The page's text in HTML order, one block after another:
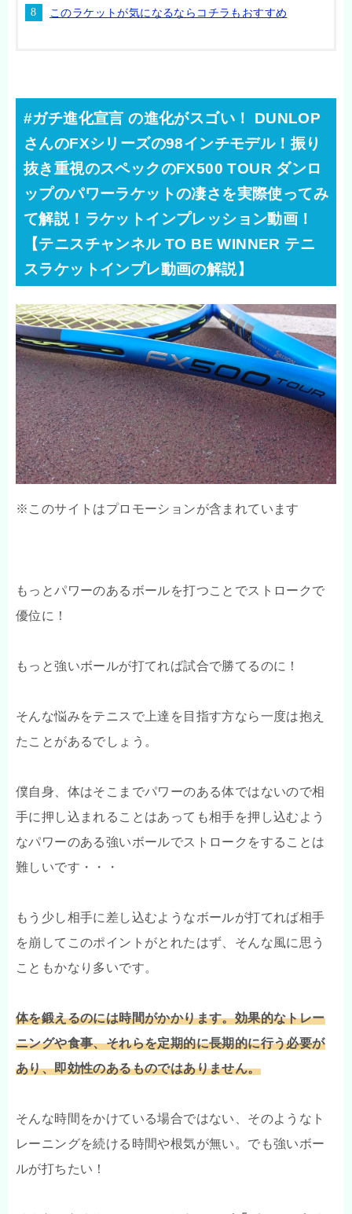
このラケットが気になるならコチラもおすすめ
#ガチ進化宣言 の進化がスゴい！ DUNLOP
さんのFXシリーズの98インチモデル！振り
抜き重視のスペックのFX500 TOUR ダンロ
ップのパワーラケットの凄さを実際使ってみ
て解説！ラケットインプレッション動画！
【テニスチャンネル TO BE WINNER テニ
スラケットインプレ動画の解説】
※このサイトはプロモーションが含まれています
もっとパワーのあるボールを打つことでストロークで
優位に！
もっと強いボールが打てれば試合で勝てるのに！
そんな悩みをテニスで上達を目指す方なら一度は抱え
たことがあるでしょう。
僕自身、体はそこまでパワーのある体ではないので相
手に押し込まれることはあっても相手を押し込むよう
なパワーのある強いボールでストロークをすることは
難しいです・・・
もう少し相手に差し込むようなボールが打てれば相手
を崩してこのポイントがとれたはず、そんな風に思う
こともかなり多いです。
体を鍛えるのには時間がかかります。効果的なトレー
ニングや食事、それらを定期的に長期的に行う必要が
あり、即効性のあるものではありません。
そんな時間をかけている場合ではない、そのようなト
レーニングを続ける時間や根気が無い。でも強いボー
ルが打ちたい！